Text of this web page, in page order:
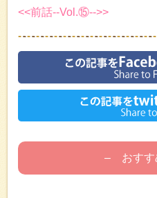
<<前話--Vol.⑮-->>
– おす